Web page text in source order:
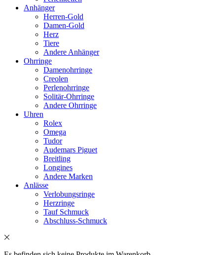
Anhänger
Herren-Gold
Damen-Gold
Herz
Tiere
Andere Anhänger
Ohrringe
Damenohrringe
Creolen
Perlenohrringe
Solitär-Ohrringe
Andere Ohrringe
Uhren
Rolex
Omega
Tudor
Audemars Piguet
Breitling
Longines
Andere Marken
Anlässe
Verlobungsringe
Herzringe
Tauf Schmuck
Abschluss-Schmuck